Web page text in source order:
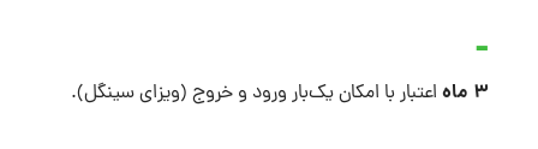
۳ ماه اعتبار با امکان یک‌بار ورود و خروج (ویزای سینگل).